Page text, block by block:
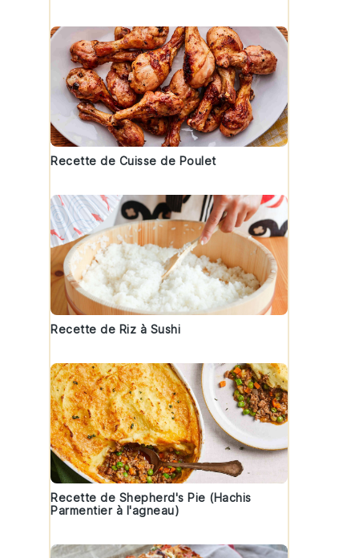
Recette de Cuisse de Poulet
Recette de Riz à Sushi
Recette de Shepherd's Pie (Hachis
Parmentier à l'agneau)